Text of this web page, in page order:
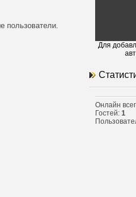
пользователи.
Для
Онлайн
Гостей: 1